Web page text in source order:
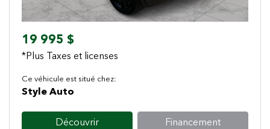
19 995 $
*Plus Taxes et licenses
Ce véhicule est situé chez:
Style Auto
Découvrir Financement